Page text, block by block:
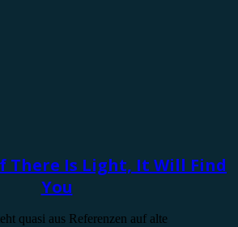
There Is Light, It Will Find
You
quasi aus Referenzen auf alte